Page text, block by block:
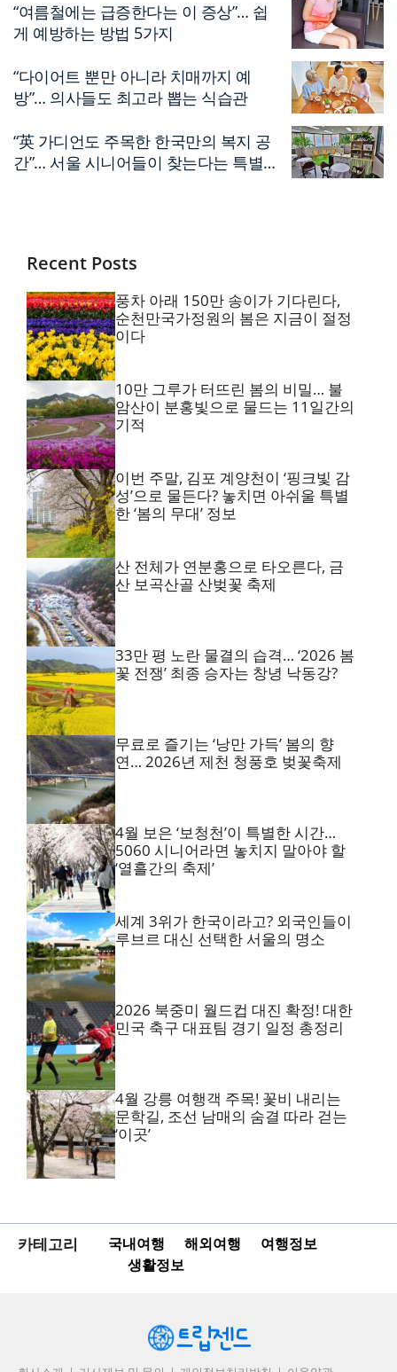
“여름철에는 급증한다는 이 증상”… 쉽
게 예방하는 방법 5가지
“다이어트 뿐만 아니라 치매까지 예
방”… 의사들도 최고라 뽑는 식습관
“英 가디언도 주목한 한국만의 복지 공
간”… 서울 시니어들이 찾는다는 특별한
Recent Posts
풍차 아래 150만 송이가 기다린다,
순천만국가정원의 봄은 지금이 절정
이다
10만 그루가 터뜨린 봄의 비밀… 불
암산이 분홍빛으로 물드는 11일간의
기적
이번 주말, 김포 계양천이 ‘핑크빛 감
성’으로 물든다? 놓치면 아쉬울 특별
한 ‘봄의 무대’ 정보
산 전체가 연분홍으로 타오른다, 금
산 보곡산골 산벚꽃 축제
33만 평 노란 물결의 습격… ‘2026 봄
꽃 전쟁’ 최종 승자는 창녕 낙동강?
무료로 즐기는 ‘낭만 가득’ 봄의 향
연… 2026년 제천 청풍호 벚꽃축제
4월 보은 ‘보청천’이 특별한 시간…
5060 시니어라면 놓치지 말아야 할
‘열흘간의 축제’
세계 3위가 한국이라고? 외국인들이
루브르 대신 선택한 서울의 명소
2026 북중미 월드컵 대진 확정! 대한
민국 축구 대표팀 경기 일정 총정리
4월 강릉 여행객 주목! 꽃비 내리는
문학길, 조선 남매의 숨결 따라 걷는
‘이곳’
카테고리 국내여행 해외여행
여행정보
생활정보